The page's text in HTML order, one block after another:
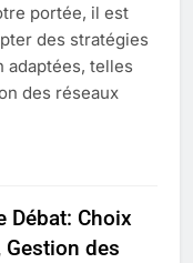
portée, il est
des stratégies
adaptées, telles
des réseaux
Débat: Choix
des